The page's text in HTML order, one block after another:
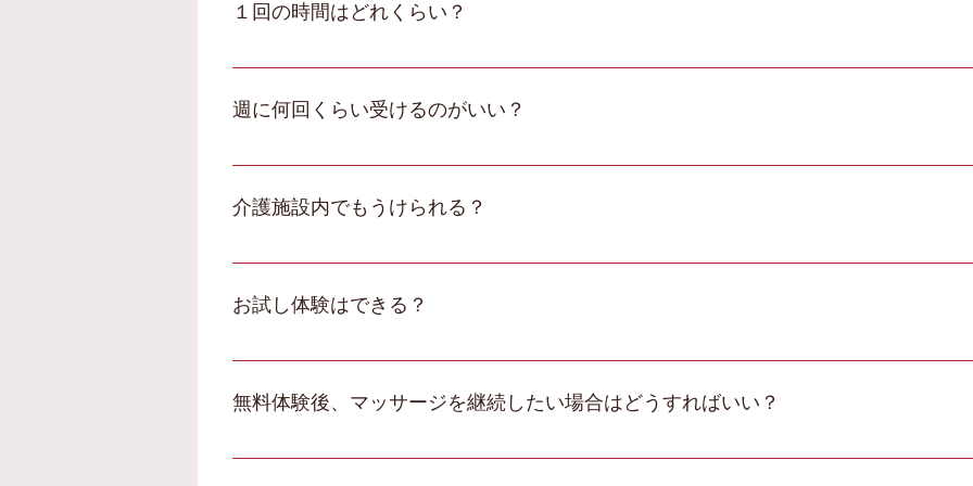
１回の時間はどれくらい？
1回あたり20分～30分程度です。体に無理のないマッサージを継続することで筋肉
週に何回くらい受けるのがいい？
個人差はありますが、体の様子を見ながら週2～3回程度から始めることをお勧めし
介護施設内でもうけられる？
可能です。特別養護老人ホームやグループホーム、有料老人ホームなどでの施術も
お試し体験はできる？
もちろん可能です。まずは体験して頂いてマッサージ治療の内容を身をもって感じ
を診させて頂き治療方針をお伝えするためです。マッサージ師との相性など不安を
無料体験後、マッサージを継続したい場合はどうすればいい？
健康保険を使いますので、まずかかりつけの医師からの同意書が必要になります。